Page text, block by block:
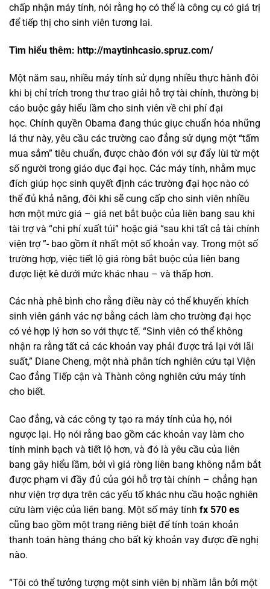
chấp nhận máy tính, nói rằng họ có thể là công cụ có giá trị
để tiếp thị cho sinh viên tương lai.
Tìm hiểu thêm: http://maytinhcasio.spruz.com/
Một năm sau, nhiều máy tính sử dụng nhiều thực hành đôi
khi bị chỉ trích trong thư trao giải hỗ trợ tài chính, thường bị
cáo buộc gây hiểu lầm cho sinh viên về chi phí đại
học. Chính quyền Obama đang thúc giục chuẩn hóa những
lá thư này, yêu cầu các trường cao đẳng sử dụng một “tấm
mua sắm” tiêu chuẩn, được chào đón với sự đẩy lùi từ một
số người trong giáo dục đại học. Các máy tính, nhằm mục
đích giúp học sinh quyết định các trường đại học nào có
thể đủ khả năng, đôi khi sẽ cung cấp cho sinh viên nhiều
hơn một mức giá – giá net bắt buộc của liên bang sau khi
tài trợ và “chi phí xuất túi” hoặc giá “sau khi tất cả tài chính
viện trợ ”- bao gồm ít nhất một số khoản vay. Trong một số
trường hợp, việc tiết lộ giá ròng bắt buộc của liên bang
được liệt kê dưới mức khác nhau – và thấp hơn.
Các nhà phê bình cho rằng điều này có thể khuyến khích
sinh viên gánh vác nợ bằng cách làm cho trường đại học
có vẻ hợp lý hơn so với thực tế. “Sinh viên có thể không
nhận ra rằng tất cả các khoản vay phải được trả lại với lãi
suất,” Diane Cheng, một nhà phân tích nghiên cứu tại Viện
Cao đẳng Tiếp cận và Thành công nghiên cứu máy tính
cho biết.
Cao đẳng, và các công ty tạo ra máy tính của họ, nói
ngược lại. Họ nói rằng bao gồm các khoản vay làm cho
tính minh bạch và tiết lộ hơn, và đó là yêu cầu của liên
bang gây hiểu lầm, bởi vì giá ròng liên bang không nắm bắt
được phạm vi đầy đủ của gói hỗ trợ tài chính – chẳng hạn
như viện trợ dựa trên các yếu tố khác nhu cầu hoặc nghiên
cứu làm việc của liên bang. Một số máy tính fx 570 es
cũng bao gồm một trang riêng biệt để tính toán khoản
thanh toán hàng tháng cho bất kỳ khoản vay được đề nghị
nào.
“Tôi có thể tưởng tượng một sinh viên bị nhầm lẫn bởi một